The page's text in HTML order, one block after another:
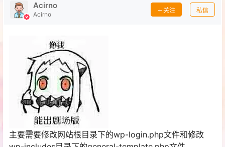
Acirno
Acirno
关注 私信
主要需要修改网站根目录下的wp-login.php文件和修改